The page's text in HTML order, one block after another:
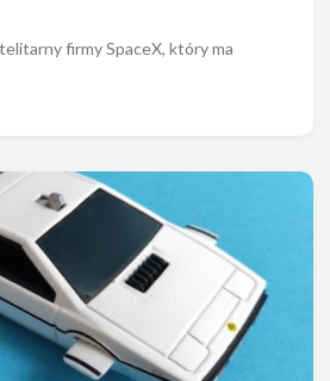
firmy SpaceX, który ma